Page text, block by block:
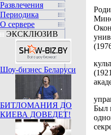
Развлечения
Периодика
О сервере
ЭКСКЛЮЗИВ
Шоу-бизнес Беларуси
БИТЛОМАНИЯ ДО
КИЕВА ДОВЕДЕТ!
Был